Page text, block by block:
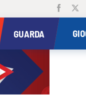
GUARDA